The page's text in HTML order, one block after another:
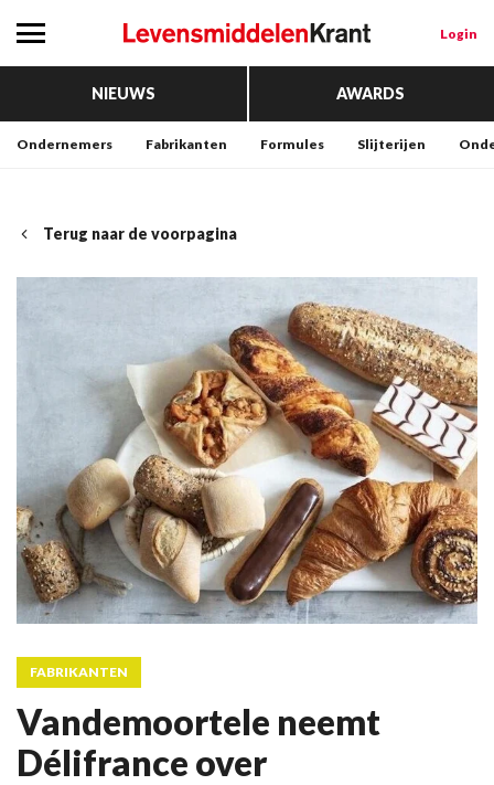
Login
NIEUWS AWARDS
Ondernemers Fabrikanten Formules Slijterijen
Terug naar de voorpagina
FABRIKANTEN
Vandemoortele neemt
Délifrance over